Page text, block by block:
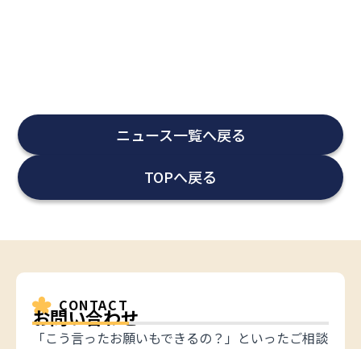
ニュース一覧へ戻る
TOPへ戻る
CONTACT
お問い合わせ
「こう言ったお願いもできるの？」といったご相談